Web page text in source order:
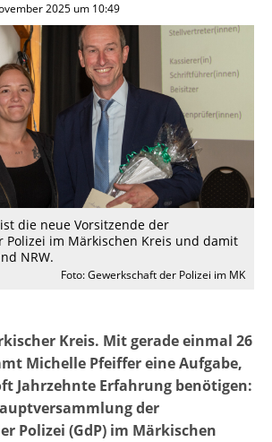
2025 um 10:49
die neue Vorsitzende der
Polizei im Märkischen Kreis und damit
NRW.
Foto: Gewerkschaft der Polizei im MK
Kreis. Mit gerade einmal 26
Michelle Pfeiffer eine Aufgabe,
Jahrzehnte Erfahrung benötigen:
der
Polizei (GdP) im Märkischen